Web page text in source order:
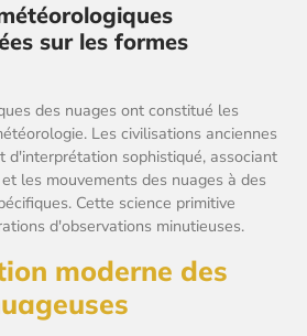
sur les formes
des nuages ont constitué les
Les civilisations anciennes
d'interprétation sophistiqué, associant
les mouvements des nuages à des
Cette science primitive
d'observations minutieuses.
moderne des